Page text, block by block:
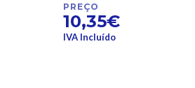
PREÇO
10,35€
IVA Incluído